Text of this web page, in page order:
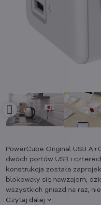
PowerCube Original USB
dwóch portów USB i
konstrukcja została
blokowały się nawzajem,
wszystkich gniazd na raz,
Czytaj dalej